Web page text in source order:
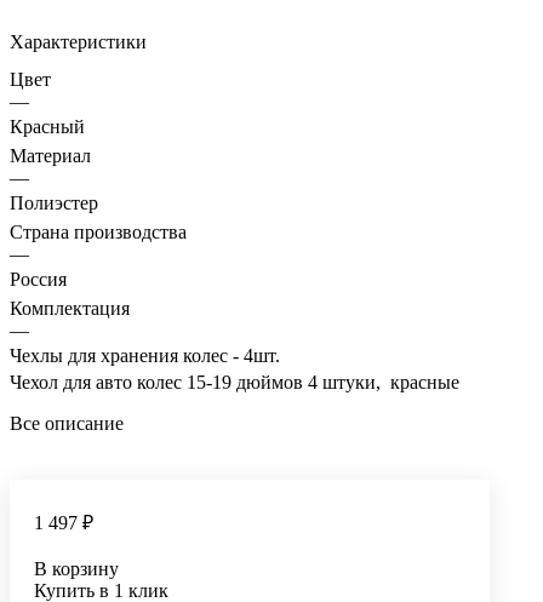
Характеристики
Цвет
—
Красный
Материал
—
Полиэстер
Страна производства
—
Россия
Комплектация
—
Чехлы для хранения колес - 4шт.
Чехол для авто колес 15-19 дюймов 4 штуки, красные
Все описание
1 497 ₽
В корзину
Купить в 1 клик